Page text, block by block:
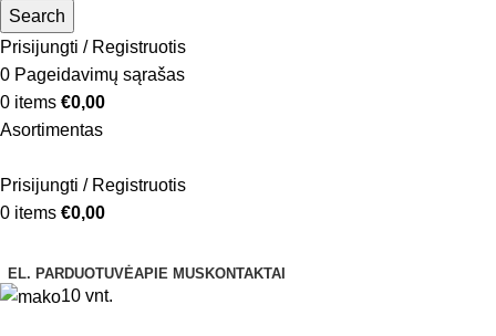
Search
Prisijungti / Registruotis
0 Pageidavimų sąrašas
0 items €0,00
Asortimentas
Prisijungti / Registruotis
0 items €0,00
EL. PARDUOTUVĖAPIE MUS KONTAKTAI
10 vnt.